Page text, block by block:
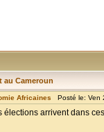
au Cameroun
Africaines Posté le: Ven
élections arrivent dans